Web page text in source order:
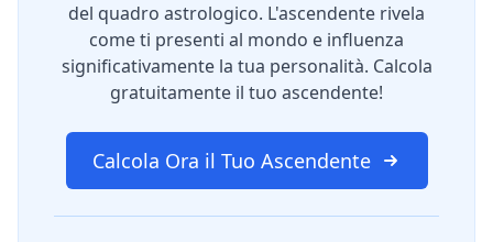
del quadro astrologico. L'ascendente rivela
come ti presenti al mondo e influenza
significativamente la tua personalità. Calcola
gratuitamente il tuo ascendente!
Calcola Ora il Tuo Ascendente